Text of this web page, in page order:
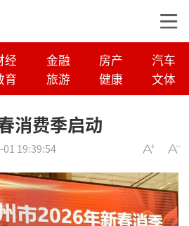
经 金融 房产
汽车
育 旅游 健康 文体
消费季启动
01 19:39:54